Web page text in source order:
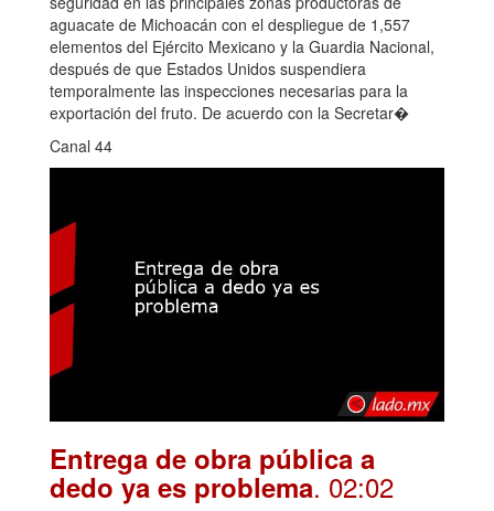
aguacate de Michoacán con el despliegue de 1,557
elementos del Ejército Mexicano y la Guardia Nacional,
después de que Estados Unidos suspendiera
temporalmente las inspecciones necesarias para la
exportación del fruto. De acuerdo con la Secretar�
Canal 44
Entrega de obra pública a
dedo ya es problema. 02:02